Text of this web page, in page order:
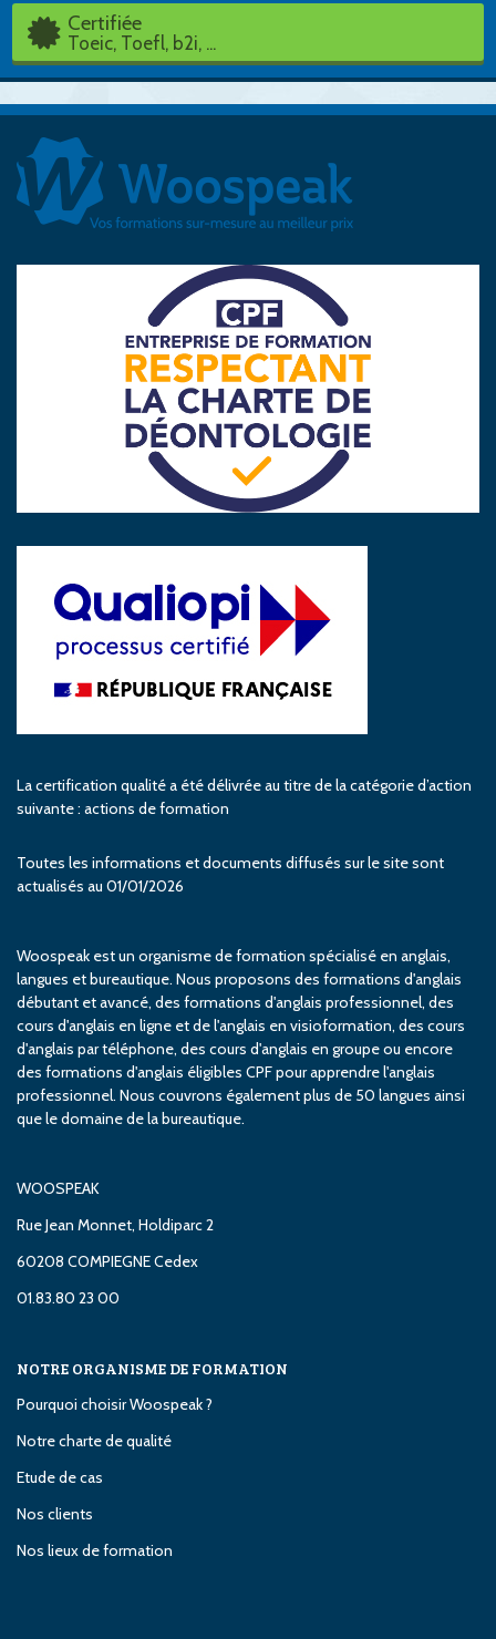
Certifiée
Toeic, Toefl, b2i, ...
La certification qualité a été délivrée au titre de la catégorie d’action
suivante : actions de formation
Toutes les informations et documents diffusés sur le site sont
actualisés au 01/01/2026
Woospeak est un organisme de formation spécialisé en anglais,
langues et bureautique. Nous proposons des formations d'anglais
débutant et avancé, des formations d'anglais professionnel, des
cours d'anglais en ligne et de l'anglais en visioformation, des cours
d'anglais par téléphone, des cours d'anglais en groupe ou encore
des formations d'anglais éligibles CPF pour apprendre l'anglais
professionnel. Nous couvrons également plus de 50 langues ainsi
que le domaine de la bureautique.
WOOSPEAK
Rue Jean Monnet, Holdiparc 2
60208 COMPIEGNE Cedex
01.83.80 23 00
NOTRE ORGANISME DE FORMATION
Pourquoi choisir Woospeak ?
Notre charte de qualité
Etude de cas
Nos clients
Nos lieux de formation